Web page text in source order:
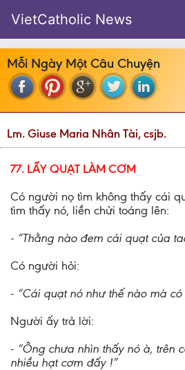
VietCatholic News
Mỗi Ngày Một Câu Chuyện
Lm. Giuse Maria Nhân Tài, csjb.
77. LẤY QUẠT LÀM CƠM
Có người nọ tìm không thấy cái
tìm thấy nó, liền chửi toáng lên:
- “Thằng nào đem cái quạt của
Có người hỏi:
- “Cái quạt nó như thế nào mà
Người ấy trả lời:
- “Ông chưa nhìn thấy nó à, trên
nhiều hạt cơm đấy !”